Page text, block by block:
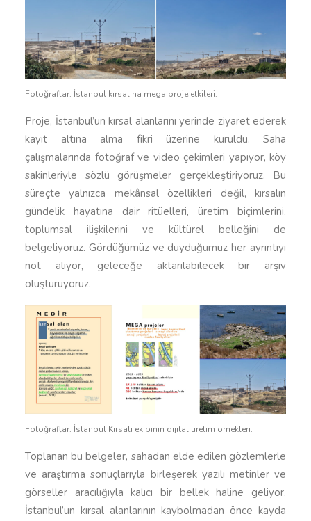
Fotoğraflar: İstanbul kırsalına mega proje etkileri.
Proje, İstanbul’un kırsal alanlarını yerinde ziyaret ederek
kayıt altına alma fikri üzerine kuruldu. Saha
çalışmalarında fotoğraf ve video çekimleri yapıyor, köy
sakinleriyle sözlü görüşmeler gerçekleştiriyoruz. Bu
süreçte yalnızca mekânsal özellikleri değil, kırsalın
gündelik hayatına dair ritüelleri, üretim biçimlerini,
toplumsal ilişkilerini ve kültürel belleğini de
belgeliyoruz. Gördüğümüz ve duyduğumuz her ayrıntıyı
not alıyor, geleceğe aktarılabilecek bir arşiv
oluşturuyoruz.
Fotoğraflar: İstanbul Kırsalı ekibinin dijital üretim örnekleri.
Toplanan bu belgeler, sahadan elde edilen gözlemlerle
ve araştırma sonuçlarıyla birleşerek yazılı metinler ve
görseller aracılığıyla kalıcı bir bellek haline geliyor.
İstanbul’un kırsal alanlarının kaybolmadan önce kayda